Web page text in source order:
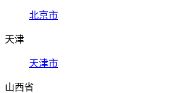
北京市
天津
天津市
山西省